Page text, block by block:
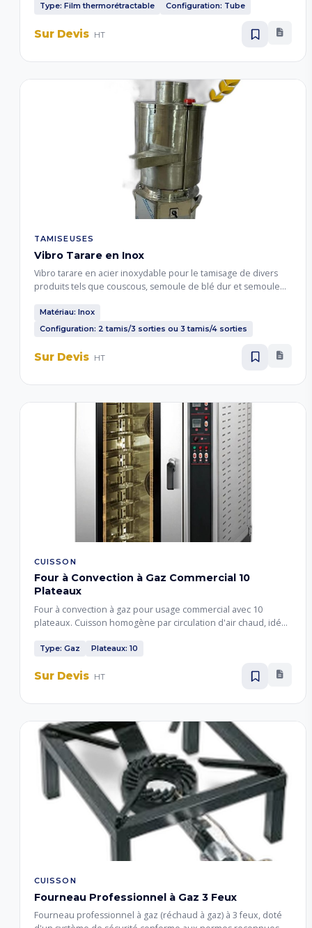
en fonction de la taille du produit emballé.
Type: Film thermorétractable Configuration: Tube
Sur Devis HT
TAMISEUSES
Vibro Tarare en Inox
Vibro tarare en acier inoxydable pour le tamisage de divers
produits tels que couscous, semoule de blé dur et semoule
sorties pour un calibrage précis.
Matériau: Inox
Configuration: 2 tamis/3 sorties ou 3 tamis/4 sorties
Sur Devis HT
CUISSON
Four à Convection à Gaz Commercial 10
Plateaux
Four à convection à gaz pour usage commercial avec 10
plateaux. Cuisson homogène par circulation d'air chaud, idéal
boulangerie 400x600mm, température réglable de 20°C à
Type: Gaz Plateaux: 10
Sur Devis HT
CUISSON
Fourneau Professionnel à Gaz 3 Feux
Fourneau professionnel à gaz (réchaud à gaz) à 3 feux, doté